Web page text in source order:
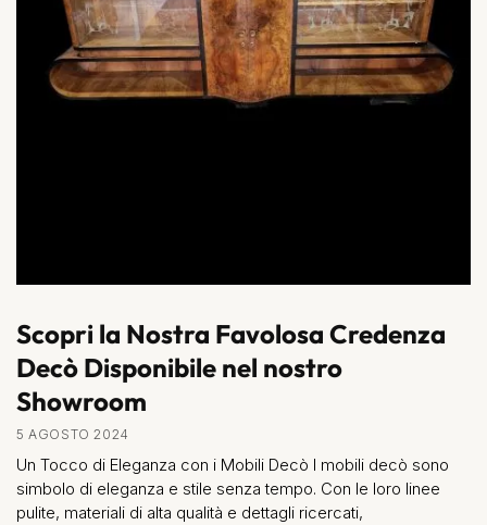
Scopri la Nostra Favolosa Credenza
Decò Disponibile nel nostro
Showroom
5 AGOSTO 2024
Un Tocco di Eleganza con i Mobili Decò I mobili decò sono
simbolo di eleganza e stile senza tempo. Con le loro linee
pulite, materiali di alta qualità e dettagli ricercati,